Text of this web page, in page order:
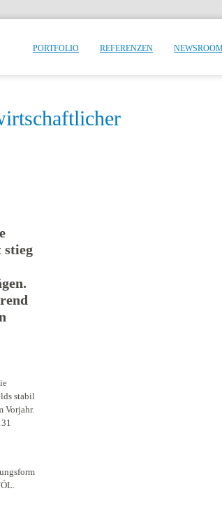
PORTFOLIO REFERENZEN
stieg
stabil
Vorjahr.